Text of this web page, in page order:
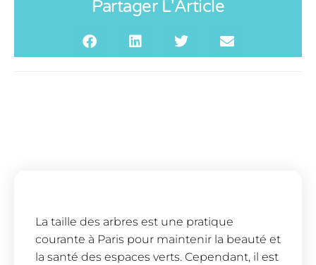
Partager L'Article
La taille des arbres est une pratique
courante à Paris pour maintenir la beauté et
la santé des espaces verts. Cependant, il est